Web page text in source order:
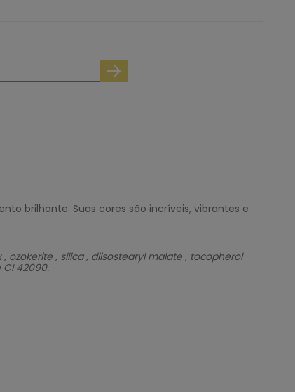
brilhante. Suas cores são incríveis, vibrantes e
, sílica , diisostearyl malate , tocopherol
CI 42090.